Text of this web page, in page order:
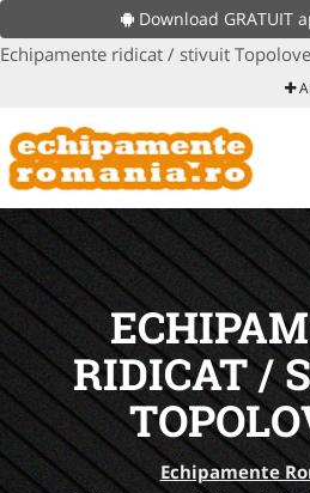
Download GRATUIT
Echipamente ridicat / stivuit
RIDICAT /
Echipamente